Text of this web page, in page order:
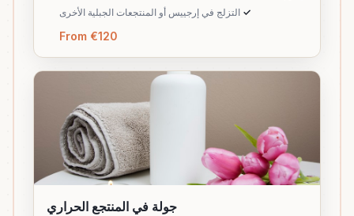
✓ التزلج في إرجييس أو المنتجعات الجبلية الأخرى
From €120
جولة في المنتجع الحراري